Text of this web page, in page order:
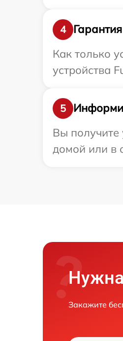
4
Гарантия
Как только
устройства
5
Вы получите
домой или в
Закажите